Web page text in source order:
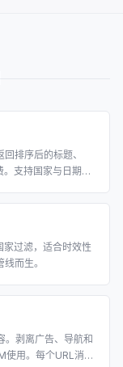
排序后的标题、
支持国家与日期过
过滤，适合时效性
而生。
。剥离广告、导航和
用。每个URL消耗